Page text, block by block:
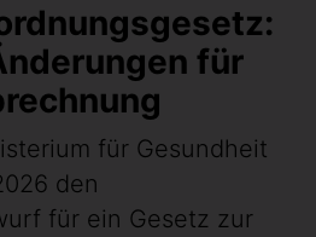
für
für Gesundheit
den
für ein Gesetz zur